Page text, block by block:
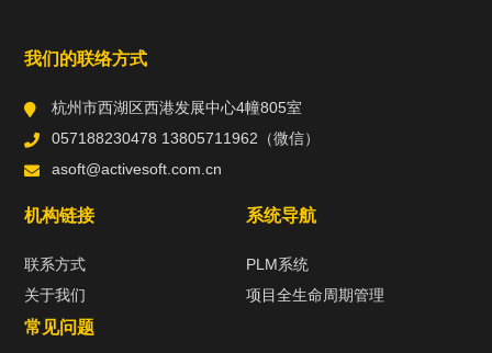
我们的联络方式
杭州市西湖区西港发展中心4幢805室
057188230478 13805711962（微信）
asoft@activesoft.com.cn
机构链接
联系方式
关于我们
系统导航
PLM系统
项目全生命周期管理
常见问题